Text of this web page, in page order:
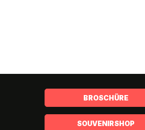
BROSCHÜRE
SOUVENIRSHOP